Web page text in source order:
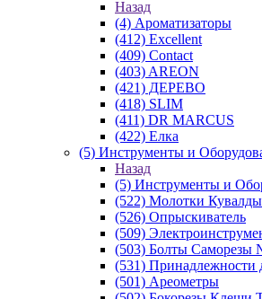
Назад
(4) Ароматизаторы
(412) Excellent
(409) Contact
(403) AREON
(421) ДЕРЕВО
(418) SLIM
(411) DR MARCUS
(422) Елка
(5) Инструменты и
Назад
(5) Инструменты и
(522) Молотки
(526) Опрыскиватель
(509)
(503) Болты Саморезы
(531) Принадлежности
(501) Ареометры